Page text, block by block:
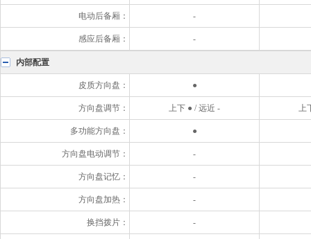
电动后备厢： -
感应后备厢： -
内部配置
皮质方向盘： ●
方向盘调节： 上下 ● / 远近 - 上
多功能方向盘： ●
方向盘电动调节： -
方向盘记忆： -
方向盘加热： -
换挡拨片： -